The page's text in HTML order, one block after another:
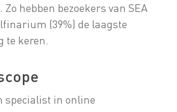
hebben bezoekers van SEA
(39%) de laagste
keren.
specialist in online